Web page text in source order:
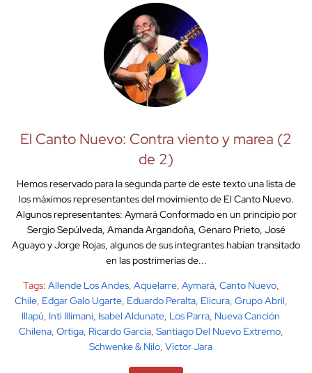
El Canto Nuevo: Contra viento y marea (2
de 2)
Hemos reservado para la segunda parte de este texto una lista de
los máximos representantes del movimiento de El Canto Nuevo.
Algunos representantes: Aymará Conformado en un principio por
Sergio Sepúlveda, Amanda Argandoña, Genaro Prieto, José
Aguayo y Jorge Rojas, algunos de sus integrantes habían transitado
en las postrimerías de...
Tags: Allende Los Andes, Aquelarre, Aymará, Canto Nuevo,
Chile, Edgar Galo Ugarte, Eduardo Peralta, Elicura, Grupo Abril,
Illapú, Inti Illimani, Isabel Aldunate, Los Parra, Nueva Canción
Chilena, Ortiga, Ricardo García, Santiago Del Nuevo Extremo,
Schwenke & Nilo, Víctor Jara